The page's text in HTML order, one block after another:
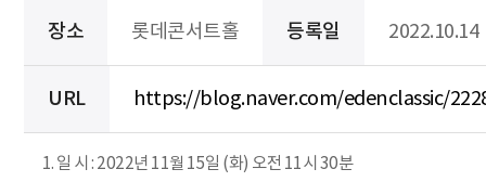
장소 롯데콘서트홀 등록일 2022.10.14
URL https://blog.naver.com/edenclassic/
1. 일 시 : 2022년 11월 15일 (화) 오전 11시 30분